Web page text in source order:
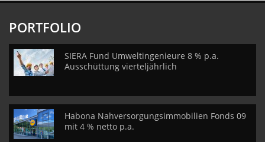
PORTFOLIO
SIERA Fund Umweltingenieure 8 % p.a.
Ausschüttung vierteljährlich
Habona Nahversorgungsimmobilien Fonds 09
mit 4 % netto p.a.